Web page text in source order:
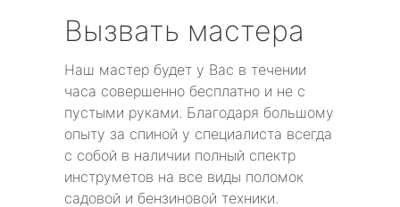
Вызвать мастера
Наш мастер будет у Вас в течении
часа совершенно бесплатно и не с
пустыми руками. Благодаря большому
опыту за спиной у специалиста всегда
с собой в наличии полный спектр
инструметов на все виды поломок
садовой и бензиновой техники.